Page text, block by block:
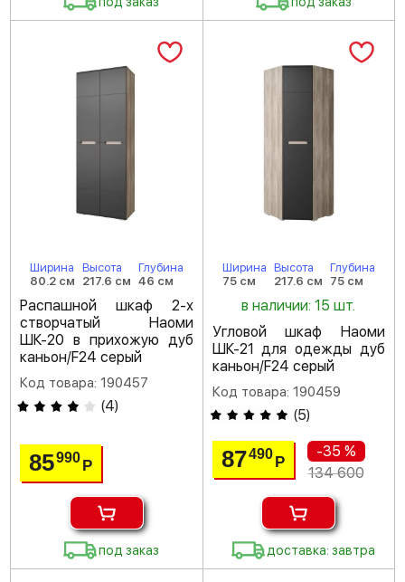
Ширина
80.2 см
Высота
217.6 см
Глубина
46 см
Распашной шкаф 2-х
створчатый Наоми
ШК-20 в прихожую дуб
каньон/F24 серый
Код товара: 190457
(4)
85990Р
под заказ
Ширина
75 см
Высота
217.6 см
Глубина
75 см
в наличии: 15 шт.
Угловой шкаф Наоми
ШК-21 для одежды дуб
каньон/F24 серый
Код товара: 190459
(5)
87490 Р
-35 %
134 600
доставка: завтра